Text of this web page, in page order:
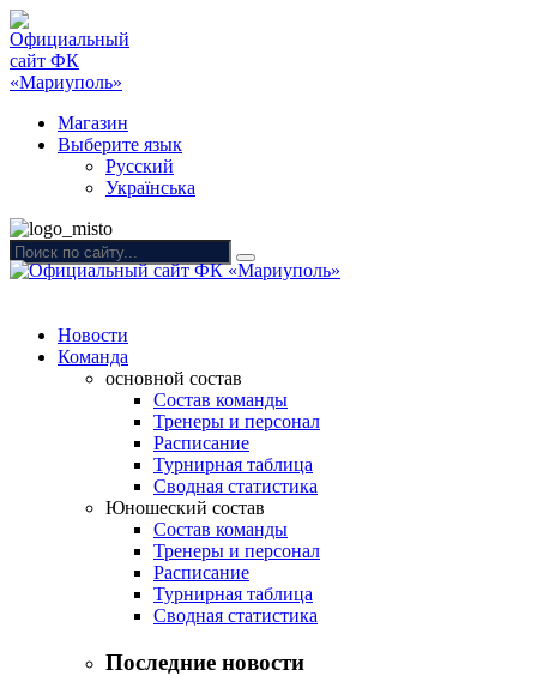
Магазин
Выберите язык
Русский
Українська
Новости
Команда
основной состав
Состав команды
Тренеры и персонал
Расписание
Турнирная таблица
Сводная статистика
Юношеский состав
Состав команды
Тренеры и персонал
Расписание
Турнирная таблица
Сводная статистика
Последние новости